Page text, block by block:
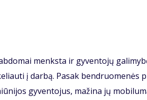
menks­ta ir gy­ven­to­jų
į dar­bą. Pa­sak ben­druo­me­nės
gy­ven­to­jus, ma­ži­na jų